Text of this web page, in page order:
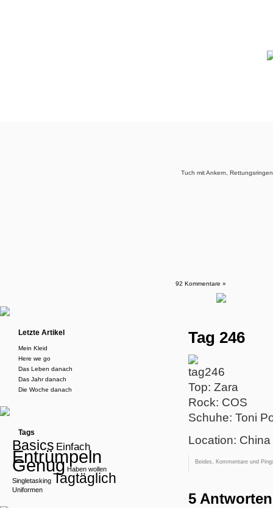
Tuch mit Ankern,
92 Kommentare »
Tag 246
Top: Zara
Rock: COS
Schuhe: Toni
Location:
Beides, Kommentare und
5
Letzte Artikel
Mein Kleid
Here we go
Das Leben danach
Das Jahr danach
Die Woche danach
Tags
Basics Einfach
Entrümpeln
Genug Haben wollen
Singletasking Tagtäglich
Uniformen